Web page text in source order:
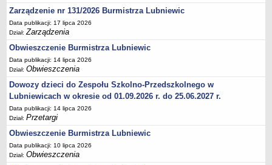
Sprzedaż mienia
Sprzedaż nieruchomości
Zapytania ofertowe
Plan zamówień publicznych
PRAWO LOKALNE
Statut
Uchwały Rady Miejskiej
Zarządzenia Burmistrza
Ogłoszenia Burmistrza
Opłaty i podatki
Zagospodarowanie przestrzenne
Zarządzenie nr 131/2026 Burmistrza Lubniewic
Data publikacji: 17 lipca 2026
Dział:Zarządzenia
Obwieszczenie Burmistrza Lubniewic
Data publikacji: 14 lipca 2026
Dział:Obwieszczenia
Dowozy dzieci do Zespołu Szkolno-Przedszkolnego w
Lubniewicach w okresie od 01.09.2026 r. do 25.06.2027 r.
Data publikacji: 14 lipca 2026
Dział:Przetargi
Obwieszczenie Burmistrza Lubniewic
Data publikacji: 10 lipca 2026
Dział:Obwieszczenia